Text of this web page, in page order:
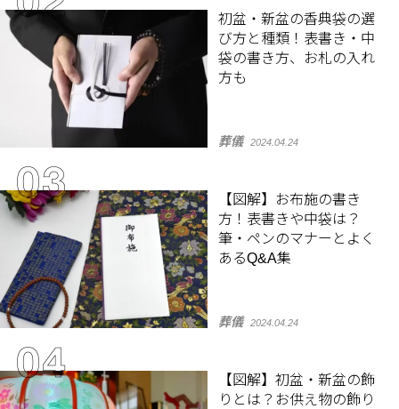
初盆・新盆の香典袋の選
び方と種類！表書き・中
袋の書き方、お札の入れ
方も
葬儀 2024.04.24
【図解】お布施の書き
方！表書きや中袋は？
筆・ペンのマナーとよく
あるQ&A集
葬儀 2024.04.24
【図解】初盆・新盆の飾
りとは？お供え物の飾り